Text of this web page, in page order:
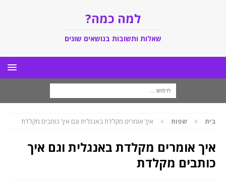
למה כמה?
שאלות ותשובות בנושאים שונים
בית שפות איך אומרים מקלדת באנגלית וגם איך כותבים מקלדת
איך אומרים מקלדת באנגלית וגם איך
כותבים מקלדת